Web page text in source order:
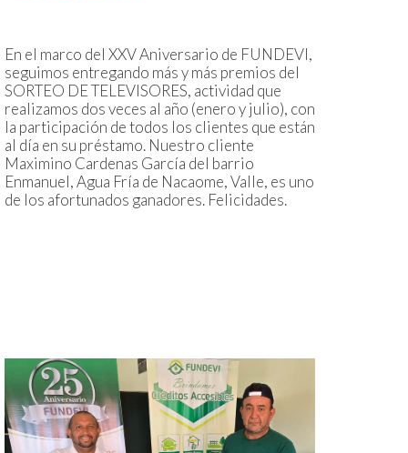
En el marco del XXV Aniversario de FUNDEVI,
seguimos entregando más y más premios del
SORTEO DE TELEVISORES, actividad que
realizamos dos veces al año (enero y julio), con
la participación de todos los clientes que están
al día en su préstamo. Nuestro cliente
Maximino Cardenas García del barrio
Enmanuel, Agua Fría de Nacaome, Valle, es uno
de los afortunados ganadores. Felicidades.